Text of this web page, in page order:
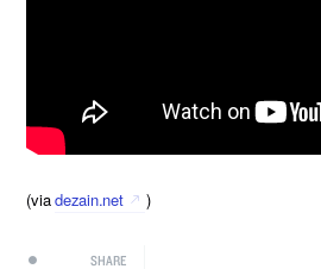
(viadezain.net )
SHARE